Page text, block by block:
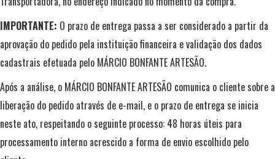
IMPORTANTE: O prazo de entrega passa a ser considerado a partir da
aprovação do pedido pela instituição financeira e validação dos dados
cadastrais efetuada pelo MÁRCIO BONFANTE ARTESÃO.
Após a análise, o MÁRCIO BONFANTE ARTESÃO comunica o cliente sobre a
liberação do pedido através de e-mail, e o prazo de entrega se inicia
neste ato, respeitando o seguinte processo: 48 horas úteis para
processamento interno acrescido a forma de envio escolhido pelo